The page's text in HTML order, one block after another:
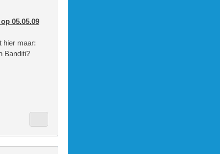
05.05.09
hier maar:
Banditi?